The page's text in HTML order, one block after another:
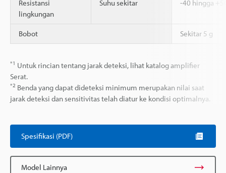
Resistansi
lingkungan
Suhu sekitar -40 hingga
Bobot Sekitar 5 g
*1 Untuk rincian tentang jarak deteksi, lihat katalog amplifier
Serat.
*2 Benda yang dapat dideteksi minimum merupakan nilai saat
jarak deteksi dan sensitivitas telah diatur ke kondisi optimalnya.
Spesifikasi (PDF)
Model Lainnya